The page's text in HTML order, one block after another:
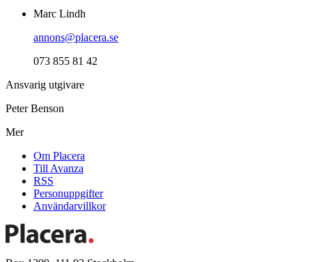
Marc Lindh
annons@placera.se
073 855 81 42
Ansvarig utgivare
Peter Benson
Mer
Om Placera
Till Avanza
RSS
Personuppgifter
Användarvillkor